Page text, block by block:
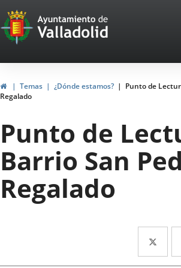
Portal
Web
del
Ayuntamiento
de
Valladolid
HomeTemas ¿Dónde estamos?
Punto de
Regalado
Punto de
Barrio San
Regalado
a